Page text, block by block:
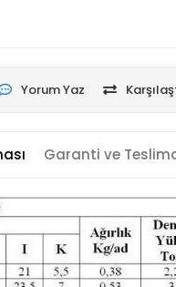
Yorum Yaz
Garanti ve